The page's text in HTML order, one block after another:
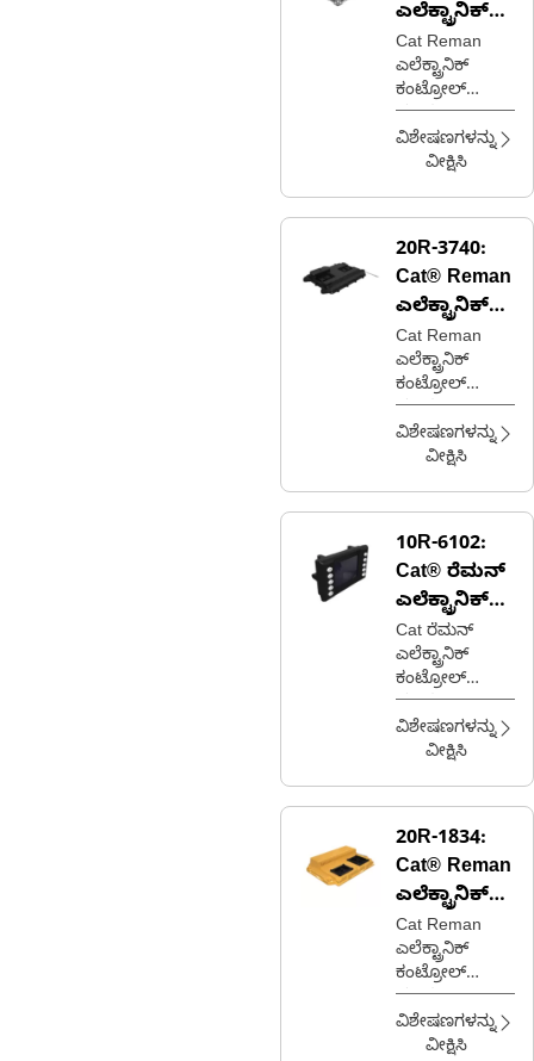
ಎಲೆಕ್ಟ್ರಾನಿಕ್
ಕಂಟ್ರೋಲ್
ಮಾಡ್ಯೂಲ್
(ECM)
Cat Reman
ಎಲೆಕ್ಟ್ರಾನಿಕ್
ಕಂಟ್ರೋಲ್
ಮಾಡ್ಯೂಲ್
(ECM)
(ಅಪ್ಲಿಕೇಶನ್
ಕಡಿಮೆ ವೆಚ್ಚ)
ವಿಶೇಷಣಗಳನ್ನು
ವೀಕ್ಷಿಸಿ
20R-3740:
Cat® Reman
ಎಲೆಕ್ಟ್ರಾನಿಕ್
ಕಂಟ್ರೋಲ್
ಮಾಡ್ಯೂಲ್
(ECM)
Cat Reman
ಎಲೆಕ್ಟ್ರಾನಿಕ್
ಕಂಟ್ರೋಲ್
ಮಾಡ್ಯೂಲ್
(ECM) (A4-ISM
DET)
ವಿಶೇಷಣಗಳನ್ನು
ವೀಕ್ಷಿಸಿ
10R-6102:
Cat® ರೆಮನ್
ಎಲೆಕ್ಟ್ರಾನಿಕ್
ಕಂಟ್ರೋಲ್
ಮಾಡ್ಯೂಲ್
Cat ರೆಮನ್
ಎಲೆಕ್ಟ್ರಾನಿಕ್
ಕಂಟ್ರೋಲ್
ಮಾಡ್ಯೂಲ್
ವಿಶೇಷಣಗಳನ್ನು
ವೀಕ್ಷಿಸಿ
20R-1834:
Cat® Reman
ಎಲೆಕ್ಟ್ರಾನಿಕ್
ಕಂಟ್ರೋಲ್
ಮಾಡ್ಯೂಲ್
(ECM)
Cat Reman
ಎಲೆಕ್ಟ್ರಾನಿಕ್
ಕಂಟ್ರೋಲ್
ಮಾಡ್ಯೂಲ್
(ECM)
(A4E4V3.1)
ವಿಶೇಷಣಗಳನ್ನು
ವೀಕ್ಷಿಸಿ